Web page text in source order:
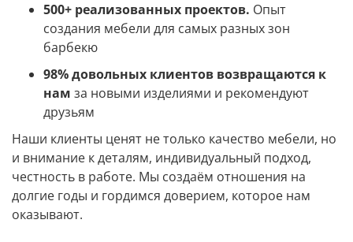
500+ реализованных проектов. Опыт
создания мебели для самых разных зон
барбекю
98% довольных клиентов возвращаются к
нам за новыми изделиями и рекомендуют
друзьям
Наши клиенты ценят не только качество мебели, но
и внимание к деталям, индивидуальный подход,
честность в работе. Мы создаём отношения на
долгие годы и гордимся доверием, которое нам
оказывают.